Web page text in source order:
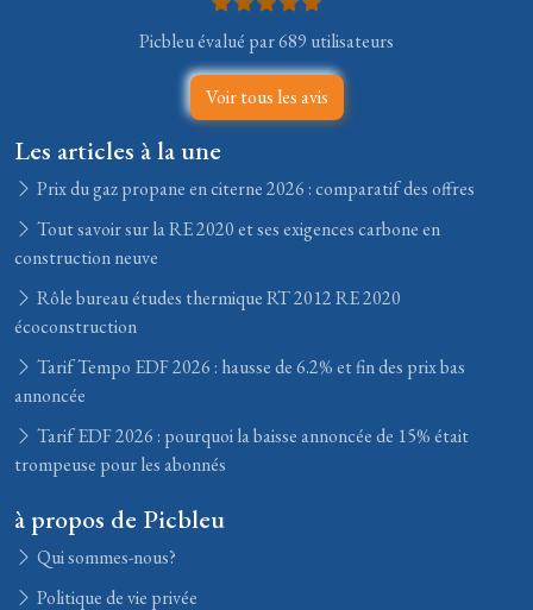
Picbleu évalué par 689 utilisateurs
Voir tous les avis
Les articles à la une
Prix du gaz propane en citerne 2026 : comparatif des offres
Tout savoir sur la RE 2020 et ses exigences carbone en
construction neuve
Rôle bureau études thermique RT 2012 RE 2020
écoconstruction
Tarif Tempo EDF 2026 : hausse de 6.2% et fin des prix bas
annoncée
Tarif EDF 2026 : pourquoi la baisse annoncée de 15% était
trompeuse pour les abonnés
à propos de Picbleu
Qui sommes-nous?
Politique de vie privée